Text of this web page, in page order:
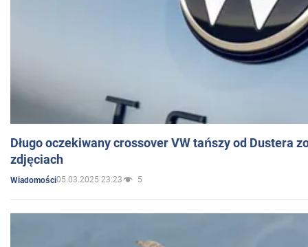
Długo oczekiwany crossover VW tańszy od Dustera
zdjęciach
Wiadomości05.03.2025 23:23 5